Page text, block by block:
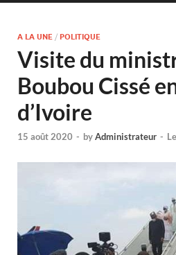
A LA UNE / POLITIQUE
Visite du
Boubou Cissé
d’Ivoire
15 août 2020 - byAdministrateur -